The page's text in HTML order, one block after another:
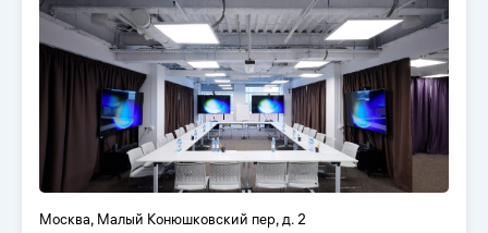
Москва, Малый Конюшковский пер, д. 2